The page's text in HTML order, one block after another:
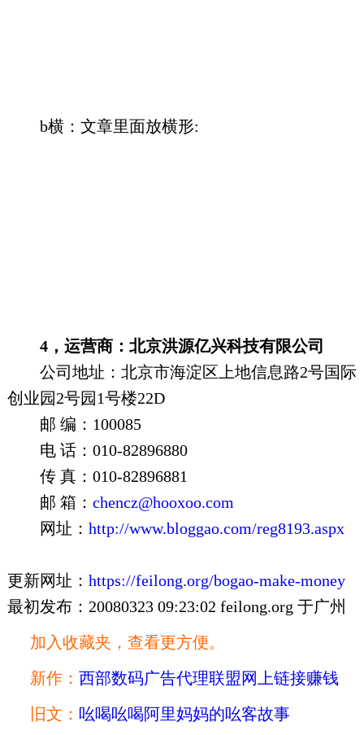
b横：文章里面放横形:
4，运营商：北京洪源亿兴科技有限公司
公司地址：北京市海淀区上地信息路2号国际
创业园2号园1号楼22D
邮 编：100085
电 话：010-82896880
传 真：010-82896881
邮 箱： chencz@hooxoo.com
网址： http://www.bloggao.com/reg8193.aspx
更新网址： https://feilong.org/bogao-make-money
最初发布：20080323 09:23:02 feilong.org 于广州
加入收藏夹，查看更方便。
新作： 西部数码广告代理联盟网上链接赚钱
旧文： 吆喝吆喝阿里妈妈的吆客故事